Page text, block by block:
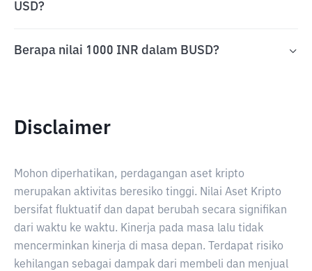
USD?
Berapa nilai 1000 INR dalam BUSD?
Disclaimer
Mohon diperhatikan, perdagangan aset kripto
merupakan aktivitas beresiko tinggi. Nilai Aset Kripto
bersifat fluktuatif dan dapat berubah secara signifikan
dari waktu ke waktu. Kinerja pada masa lalu tidak
mencerminkan kinerja di masa depan. Terdapat risiko
kehilangan sebagai dampak dari membeli dan menjual